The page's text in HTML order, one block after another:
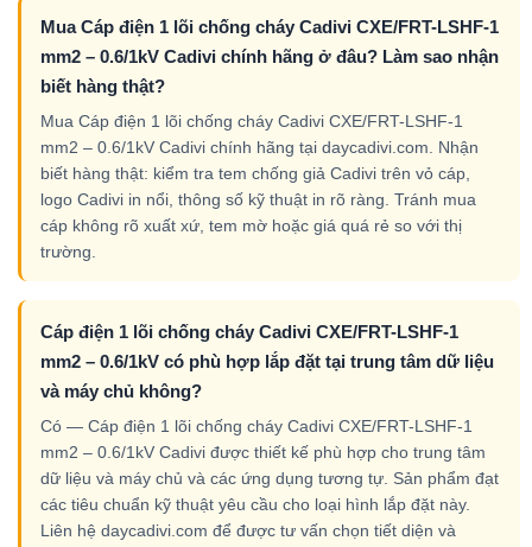
Mua Cáp điện 1 lõi chống cháy Cadivi CXE/FRT-LSHF-1
mm2 – 0.6/1kV Cadivi chính hãng ở đâu? Làm sao nhận
biết hàng thật?
Mua Cáp điện 1 lõi chống cháy Cadivi CXE/FRT-LSHF-1
mm2 – 0.6/1kV Cadivi chính hãng tại daycadivi.com. Nhận
biết hàng thật: kiểm tra tem chống giả Cadivi trên vỏ cáp,
logo Cadivi in nổi, thông số kỹ thuật in rõ ràng. Tránh mua
cáp không rõ xuất xứ, tem mờ hoặc giá quá rẻ so với thị
trường.
Cáp điện 1 lõi chống cháy Cadivi CXE/FRT-LSHF-1
mm2 – 0.6/1kV có phù hợp lắp đặt tại trung tâm dữ liệu
và máy chủ không?
Có — Cáp điện 1 lõi chống cháy Cadivi CXE/FRT-LSHF-1
mm2 – 0.6/1kV Cadivi được thiết kế phù hợp cho trung tâm
dữ liệu và máy chủ và các ứng dụng tương tự. Sản phẩm đạt
các tiêu chuẩn kỹ thuật yêu cầu cho loại hình lắp đặt này.
Liên hệ daycadivi.com để được tư vấn chọn tiết diện và